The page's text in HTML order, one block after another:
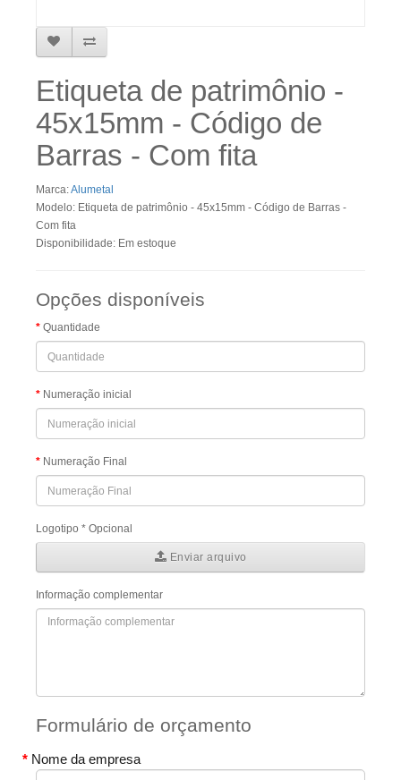
Etiqueta de patrimônio -
45x15mm - Código de
Barras - Com fita
Marca:Alumetal
Modelo: Etiqueta de patrimônio - 45x15mm - Código de Barras -
Com fita
Disponibilidade: Em estoque
Opções disponíveis
Quantidade
Numeração inicial
Numeração Final
Logotipo * Opcional
Enviar arquivo
Informação complementar
Formulário de orçamento
Nome da empresa